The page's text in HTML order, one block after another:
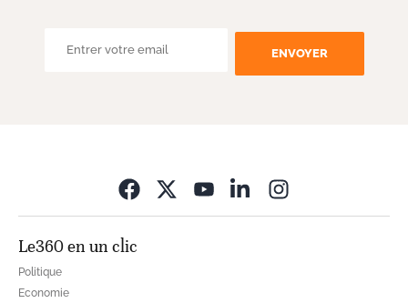
ENVOYER
Le360 en un clic
Politique
Economie